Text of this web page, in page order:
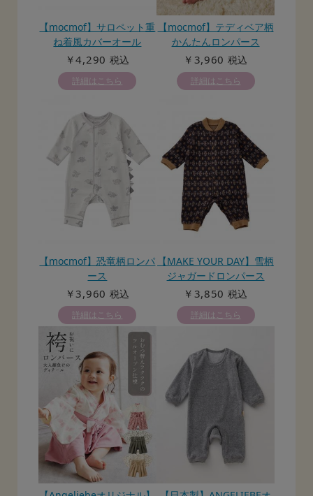
【mocmof】サロペット重
ね着風カバーオール
￥4,290 税込
詳細はこちら
【mocmof】テディベア柄
かんたんロンパース
￥3,960 税込
詳細はこちら
【mocmof】恐竜柄ロンパ
ース
￥3,960 税込
詳細はこちら
【MAKE YOUR DAY】雪柄
ジャガードロンパース
￥3,850 税込
詳細はこちら